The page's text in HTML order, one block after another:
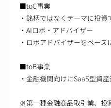
■toC事業
・銘柄ではなくテーマに投資
・AIロボ・アドバイザー
・ロボアドバイザーをベー
■toB事業
・金融機関向けにSaaS型資
※第一種金融商品取引業、投